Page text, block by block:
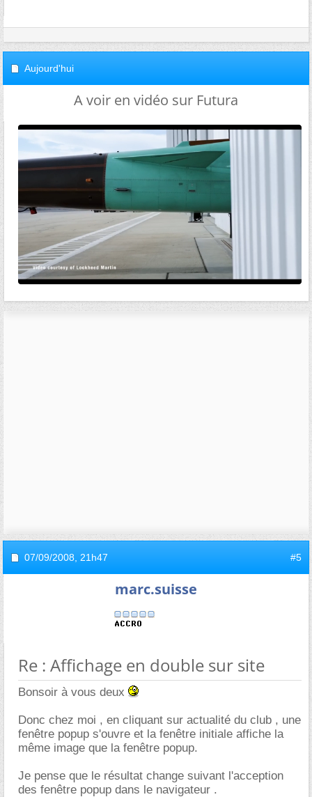
Aujourd'hui
A voir en vidéo sur Futura
07/09/2008, 21h47 #5
marc.suisse
Re : Affichage en double sur site
Bonsoir à vous deux
Donc chez moi , en cliquant sur actualité du club , une
fenêtre popup s'ouvre et la fenêtre initiale affiche la
même image que la fenêtre popup.
Je pense que le résultat change suivant l'acception
des fenêtre popup dans le navigateur .